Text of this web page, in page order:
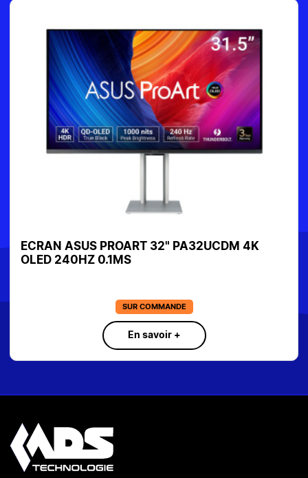
ECRAN ASUS PROART 32" PA32UCDM 4K
OLED 240HZ 0.1MS
SUR COMMANDE
En savoir +